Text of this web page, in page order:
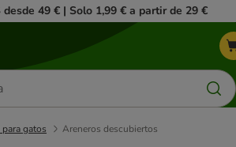
desde 49 € | Solo 1,99 € a partir de 29 €
gatos Areneros descubiertos